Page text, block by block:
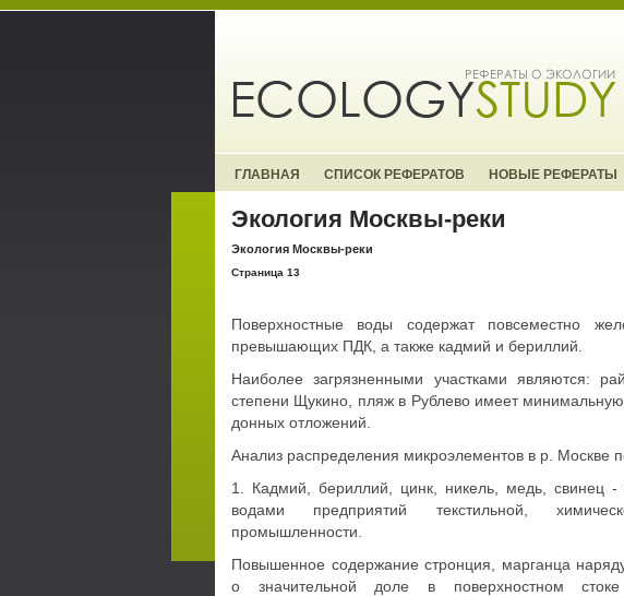
ГЛАВНАЯ СПИСОК РЕФЕРАТОВ НОВЫЕ РЕФЕРАТЫ
Экология Москвы-реки
Экология Москвы-реки
Страница 13
Поверхностные воды содержат повсеместно
превышающих ПДК, а также кадмий и бериллий.
Наиболее загрязненными участками являются:
степени Щукино, пляж в Рублево имеет минимальную
донных отложений.
Анализ распределения микроэлементов в р. Москве
1. Кадмий, бериллий, цинк, никель, медь, свинец
водами предприятий текстильной,
промышленности.
Повышенное содержание стронция, марганца
о значительной доле в поверхностном стоке